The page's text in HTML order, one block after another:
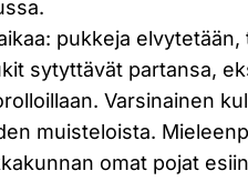
pukkeja elvytetään,
sytyttävät partansa,
Varsinainen
muisteloista.
omat pojat